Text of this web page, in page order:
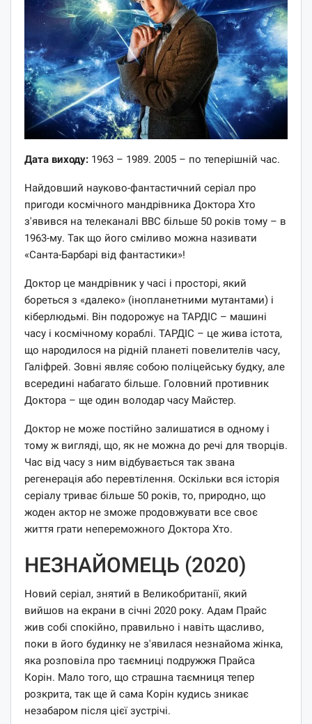
Дата виходу: 1963 – 1989. 2005 – по теперішній час.
Найдовший науково-фантастичний серіал про
пригоди космічного мандрівника Доктора Хто
з'явився на телеканалі ВВС більше 50 років тому – в
1963-му. Так що його сміливо можна називати
«Санта-Барбарі від фантастики»!
Доктор це мандрівник у часі і просторі, який
бореться з «далеко» (інопланетними мутантами) і
кіберлюдьмі. Він подорожує на ТАРДІС – машині
часу і космічному кораблі. ТАРДІС – це жива істота,
що народилося на рідній планеті повелителів часу,
Галіфрей. Зовні являє собою поліцейську будку, але
всередині набагато більше. Головний противник
Доктора – ще один володар часу Майстер.
Доктор не може постійно залишатися в одному і
тому ж вигляді, що, як не можна до речі для творців.
Час від часу з ним відбувається так звана
регенерація або перевтілення. Оскільки вся історія
серіалу триває більше 50 років, то, природно, що
жоден актор не зможе продовжувати все своє
життя грати непереможного Доктора Хто.
НЕЗНАЙОМЕЦЬ (2020)
Новий серіал, знятий в Великобританії, який
вийшов на екрани в січні 2020 року. Адам Прайс
жив собі спокійно, правильно і навіть щасливо,
поки в його будинку не з'явилася незнайома жінка,
яка розповіла про таємниці подружжя Прайса
Корін. Мало того, що страшна таємниця тепер
розкрита, так ще й сама Корін кудись зникає
незабаром після цієї зустрічі.